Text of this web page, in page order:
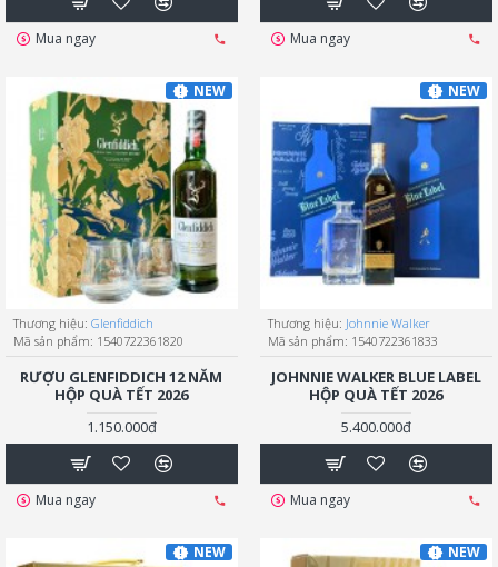
Mua ngay Mua ngay
NEW
Thương hiệu: Glenfiddich
Mã sản phẩm: 1540722361820
RƯỢU GLENFIDDICH 12 NĂM
HỘP QUÀ TẾT 2026
1.150.000đ
Mua ngay
NEW
Thương hiệu: Johnnie Walker
Mã sản phẩm: 1540722361833
JOHNNIE WALKER BLUE LABEL
HỘP QUÀ TẾT 2026
5.400.000đ
Mua ngay
NEW NEW